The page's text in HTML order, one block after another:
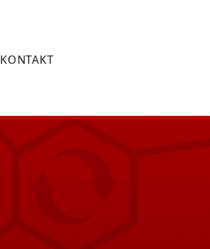
KONTAKT